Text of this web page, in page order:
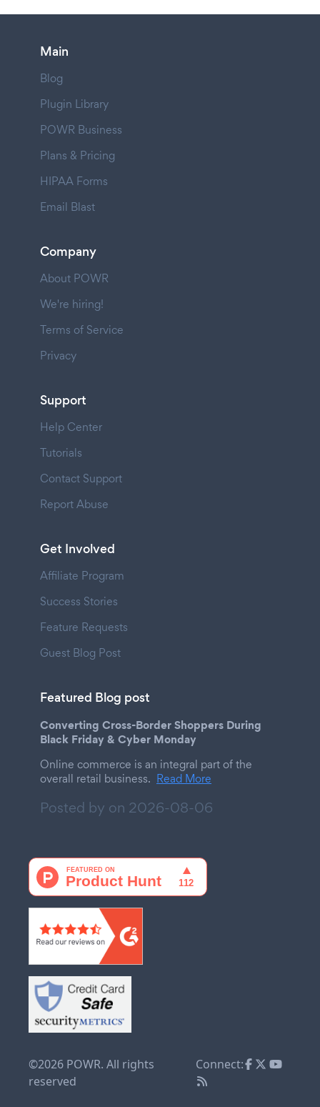
Main
Blog
Plugin Library
POWR Business
Plans & Pricing
HIPAA Forms
Email Blast
Company
About POWR
We're hiring!
Terms of Service
Privacy
Support
Help Center
Tutorials
Contact Support
Report Abuse
Get Involved
Affiliate Program
Success Stories
Feature Requests
Guest Blog Post
Featured Blog post
Converting Cross-Border Shoppers During
Black Friday & Cyber Monday
Online commerce is an integral part of the
overall retail business. Read More
Posted by on 2026-08-06
©2026 POWR. All rights
reserved
Connect: